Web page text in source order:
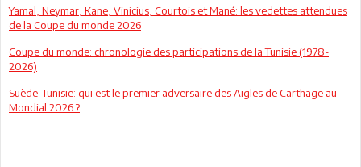
Yamal, Neymar, Kane, Vinicius, Courtois et Mané: les vedettes attendues
de la Coupe du monde 2026
Coupe du monde: chronologie des participations de la Tunisie (1978-
2026)
Suède–Tunisie: qui est le premier adversaire des Aigles de Carthage au
Mondial 2026 ?